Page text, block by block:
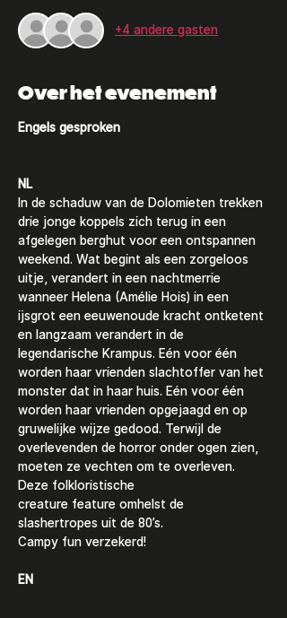
+4 andere gasten
Over het evenement
Engels gesproken
NL
In de schaduw van de Dolomieten trekken
drie jonge koppels zich terug in een
afgelegen berghut voor een ontspannen
weekend. Wat begint als een zorgeloos
uitje, verandert in een nachtmerrie
wanneer Helena (Amélie Hois) in een
ijsgrot een eeuwenoude kracht ontketent
en langzaam verandert in de
legendarische Krampus. Eén voor één
worden haar vrienden slachtoffer van het
monster dat in haar huis. Eén voor één
worden haar vrienden opgejaagd en op
gruwelijke wijze gedood. Terwijl de
overlevenden de horror onder ogen zien,
moeten ze vechten om te overleven.
Deze folkloristische
creature feature omhelst de
slashertropes uit de 80’s.
Campy fun verzekerd!
EN